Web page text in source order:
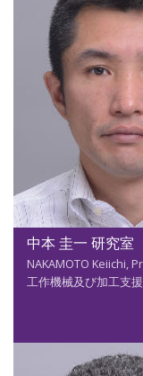
中本 圭一 研究室
NAKAMOTO Keiichi,
工作機械及び加工支